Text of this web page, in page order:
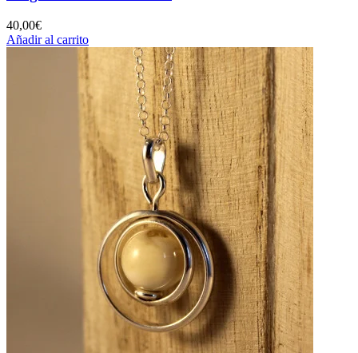
40,00€
Añadir al carrito